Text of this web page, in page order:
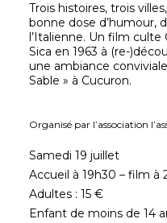
Trois histoires, trois
bonne dose d’humour,
l’Italienne. Un film culte
Sica en 1963 à (re-
une ambiance
Sable » à Cucuron.
Organisé par l’association
Samedi 19 juillet
Accueil à 19h30 – film à
Adultes : 15 €
Enfant de moins de 14